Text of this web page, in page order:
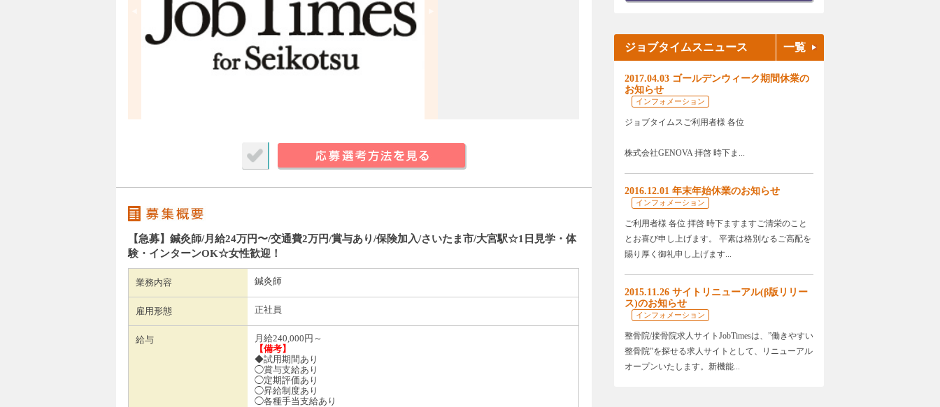
【急募】鍼灸師/月給24万円〜/交通費2万円/賞与あり/保険加入/さいたま市/大宮駅☆1日見学・体
験・インターンOK☆女性歓迎！
業務内容 鍼灸師
雇用形態 正社員
給与
月給240,000円～
【備考】
◆試用期間あり
◯賞与支給あり
◯定期評価あり
◯昇給制度あり
◯各種手当支給あり
ジョブタイムスニュース 一覧
2017.04.03 ゴールデンウィーク期間休業の
お知らせ
インフォメーション
ジョブタイムスご利用者様 各位
株式会社GENOVA 拝啓 時下ま...
2016.12.01 年末年始休業のお知らせ
インフォメーション
ご利用者様 各位 拝啓 時下ますますご清栄のこと
とお喜び申し上げます。 平素は格別なるご高配を
賜り厚く御礼申し上げます...
2015.11.26 サイトリニューアル(β版リリー
ス)のお知らせ
インフォメーション
整骨院/接骨院求人サイトJobTimesは、”働きやすい
整骨院”を探せる求人サイトとして、リニューアル
オープンいたします。新機能...